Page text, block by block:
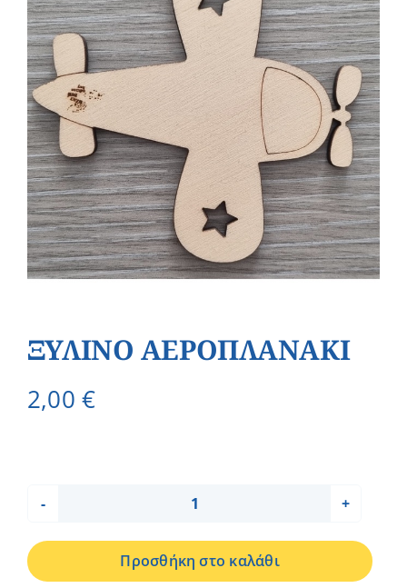
Επικοινωνία
Εισφορές
ΞΥΛΙΝΟ ΑΕΡΟΠΛΑΝΑΚΙ
2,00€
ΑΕΡΟΠΛΑΝΑΚΙ
ποσότητα
Προσθήκη στο καλάθι